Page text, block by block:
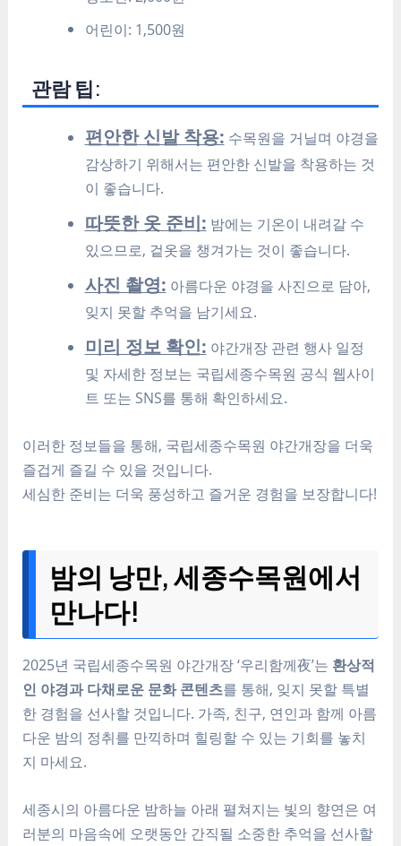
어린이: 1,500원
관람 팁:
편안한 신발 착용: 수목원을 거닐며 야경을
감상하기 위해서는 편안한 신발을 착용하는 것
이 좋습니다.
따뜻한 옷 준비: 밤에는 기온이 내려갈 수
있으므로, 겉옷을 챙겨가는 것이 좋습니다.
사진 촬영: 아름다운 야경을 사진으로 담아,
잊지 못할 추억을 남기세요.
미리 정보 확인: 야간개장 관련 행사 일정
및 자세한 정보는 국립세종수목원 공식 웹사이
트 또는 SNS를 통해 확인하세요.
이러한 정보들을 통해, 국립세종수목원 야간개장을 더욱
즐겁게 즐길 수 있을 것입니다.
세심한 준비는 더욱 풍성하고 즐거운 경험을 보장합니다!
밤의 낭만, 세종수목원에서
만나다!
2025년 국립세종수목원 야간개장 ‘우리함께夜’는 환상적
인 야경과 다채로운 문화 콘텐츠를 통해, 잊지 못할 특별
한 경험을 선사할 것입니다. 가족, 친구, 연인과 함께 아름
다운 밤의 정취를 만끽하며 힐링할 수 있는 기회를 놓치
지 마세요.
세종시의 아름다운 밤하늘 아래 펼쳐지는 빛의 향연은 여
러분의 마음속에 오랫동안 간직될 소중한 추억을 선사할